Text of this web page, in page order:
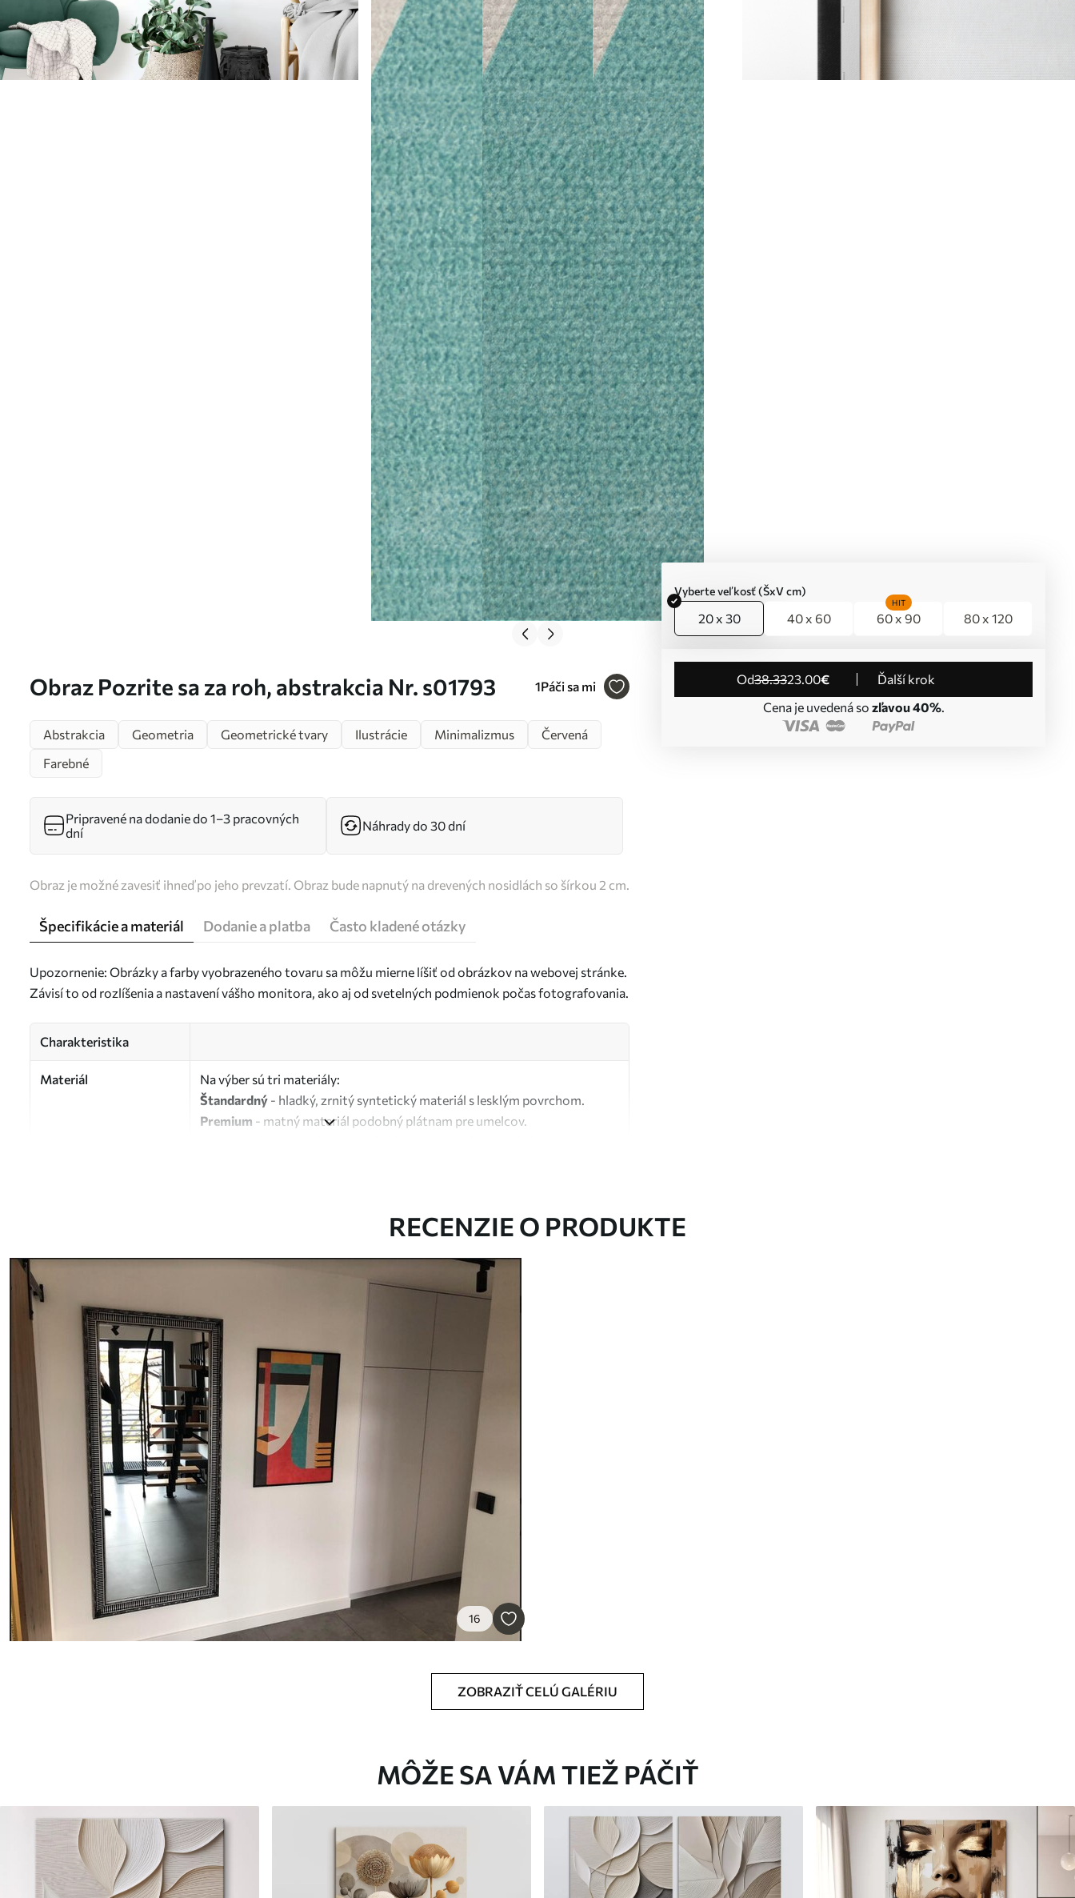
Obraz Pozrite sa za roh, abstrakcia Nr. s01793 1Páči sa mi
Vyberte veľkosť (ŠxV cm)
20 x 30 40 x 60 60 x 90
HIT
80 x 120
od38.3323.00€
Ďalší krok
Cena je uvedená so zľavou 40%.
Abstrakcia
Geometria Geometrické tvary Ilustrácie Minimalizmus
Červená
Farebné
Pripravené na dodanie do 1–3 pracovných
dní
Náhrady do 30 dní
Obraz je možné zavesiť ihneď po jeho prevzatí. Obraz bude napnutý na drevených nosidlách so šírkou 2 cm.
Špecifikácie a materiál Dodanie a platba Často kladené otázky
Upozornenie: Obrázky a farby vyobrazeného tovaru sa môžu mierne líšiť od obrázkov na webovej stránke.
Závisí to od rozlíšenia a nastavení vášho monitora, ako aj od svetelných podmienok počas fotografovania.
Charakteristika
Materiál
Na výber sú tri materiály:
Štandardný - hladký, zrnitý syntetický materiál s lesklým povrchom.
Premium - matný materiál podobný plátnam pre umelcov.
Okrem toho Môžete pridať lakový náter.
Dostupné materiály
Štandard
€
Žiarivé a sýte farby
Odolné voči vyblednutiu
Bezpečný atrament bez
zápachu
✗ Povrch podobný plátnu
✗ Ekologický materiál
Premium
29.00€
Žiarivé a sýte farby
Odolné voči vyblednutiu
Bezpečný atrament bez
zápachu
Povrch podobný plátnu
Eko-Premium
Od36.00€
✓ Žiarivé a sýte farby
✓ Odolné voči vyblednutiu
Bezpečný atrament bez
zápachu
Povrch podobný plátnu
Ekologický materiál
RECENZIE O PRODUKTE
16
ZOBRAZIŤ CELÚ GALÉRIU
MÔŽE SA VÁM TIEŽ PÁČIŤ